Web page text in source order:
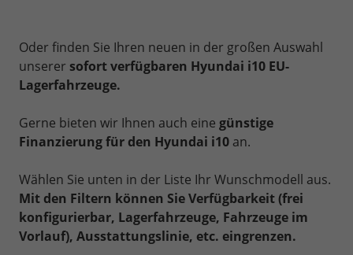
Oder finden Sie Ihren neuen in der großen Auswahl
unserer sofort verfügbaren Hyundai i10 EU-
Lagerfahrzeuge.
Gerne bieten wir Ihnen auch eine günstige
Finanzierung für den Hyundai i10 an.
Wählen Sie unten in der Liste Ihr Wunschmodell aus.
Mit den Filtern können Sie Verfügbarkeit (frei
konfigurierbar, Lagerfahrzeuge, Fahrzeuge im
Vorlauf), Ausstattungslinie, etc. eingrenzen.